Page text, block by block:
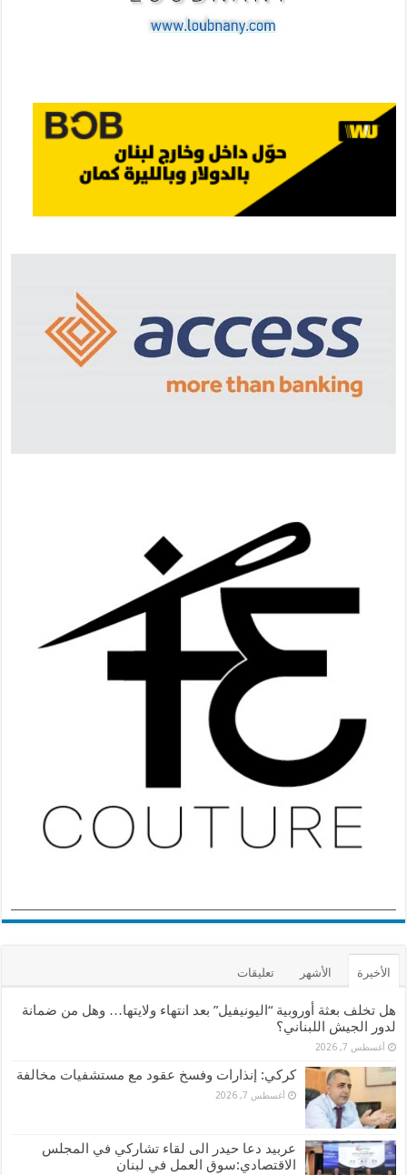
الأخيرة الأشهر تعليقات
هل تخلف بعثة أوروبية “اليونيفيل” بعد انتهاء ولايتها… وهل من ضمانة
لدور الجيش اللبناني؟
أغسطس 7, 2026
كركي: إنذارات وفسخ عقود مع مستشفيات مخالفة
أغسطس 7, 2026
عربيد دعا حيدر الى لقاء تشاركي في المجلس
الاقتصادي:سوق العمل في لبنان